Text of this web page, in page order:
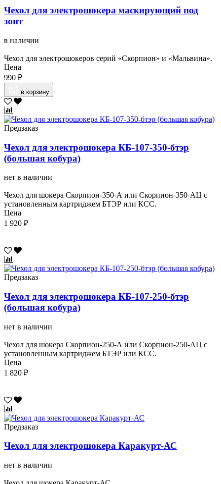
Чехол для электрошокера маскирующий под
зонт
в наличии
Чехол для электрошокеров серий «Скорпион» и «Мальвина».
Цена
990 ₽
в корзину
Предзаказ
Чехол для электрошокера КБ-107-350-бтэр
(большая кобура)
нет в наличии
Чехол для шокера Скорпион-350-А или Скорпион-350-АЦ с
установленным картриджем БТЭР или КСС.
Цена
1 920 ₽
Предзаказ
Чехол для электрошокера КБ-107-250-бтэр
(большая кобура)
нет в наличии
Чехол для шокера Скорпион-250-А или Cкорпион-250-АЦ с
установленным картриджем БТЭР или КСС.
Цена
1 820 ₽
Предзаказ
Чехол для электрошокера Каракурт-АС
нет в наличии